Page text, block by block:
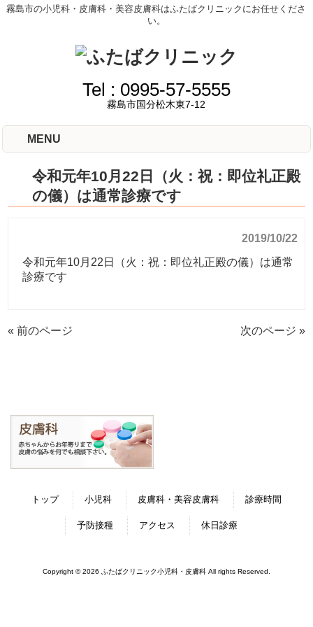
霧島市の小児科・皮膚科・美容皮膚科はふたばクリニックにお任せくださ
い。
Tel : 0995-57-5555
霧島市国分松木東7-12
MENU
令和元年10月22日（火：祝：即位礼正殿
の儀）は通常診療です
2019/10/22
令和元年10月22日（火：祝：即位礼正殿の儀）は通常
診療です
« 前のページ 次のページ »
トップ 小児科 皮膚科・美容皮膚科 診療時間
予防接種 アクセス 休日診療
Copyright © 2026 ふたばクリニック小児科・皮膚科 All rights Reserved.